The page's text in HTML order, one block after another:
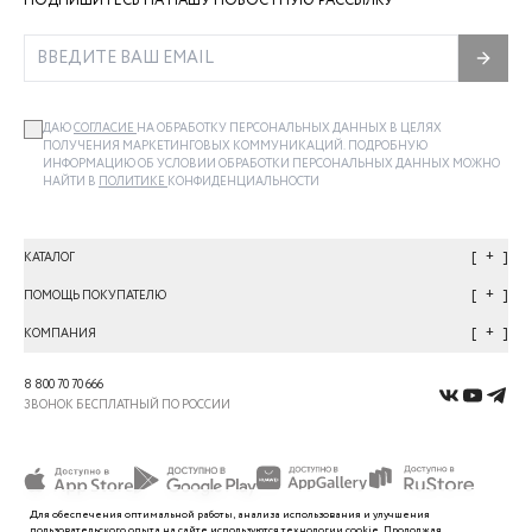
ДАЮСОГЛАСИЕ НА ОБРАБОТКУ ПЕРСОНАЛЬНЫХ ДАННЫХ В ЦЕЛЯХ
ПОЛУЧЕНИЯ МАРКЕТИНГОВЫХ КОММУНИКАЦИЙ. ПОДРОБНУЮ
ИНФОРМАЦИЮ ОБ УСЛОВИИ ОБРАБОТКИ ПЕРСОНАЛЬНЫХ ДАННЫХ МОЖНО
НАЙТИ В ПОЛИТИКЕ КОНФИДЕНЦИАЛЬНОСТИ
КАТАЛОГ +
ПОМОЩЬ ПОКУПАТЕЛЮ +
КОМПАНИЯ +
8 800 70 70 666
ЗВОНОК БЕСПЛАТНЫЙ ПО РОССИИ
Для обеспечения оптимальной работы, анализа использования и улучшения